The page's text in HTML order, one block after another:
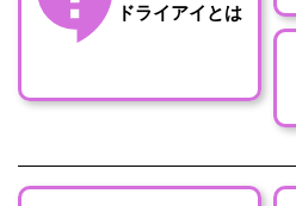
ドライアイとは